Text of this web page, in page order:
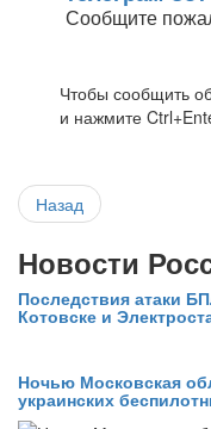
Сообщите
Чтобы сообщить
и нажмите
Назад
Новости
Последствия атаки
Котовске и
Ночью Московская
украинских